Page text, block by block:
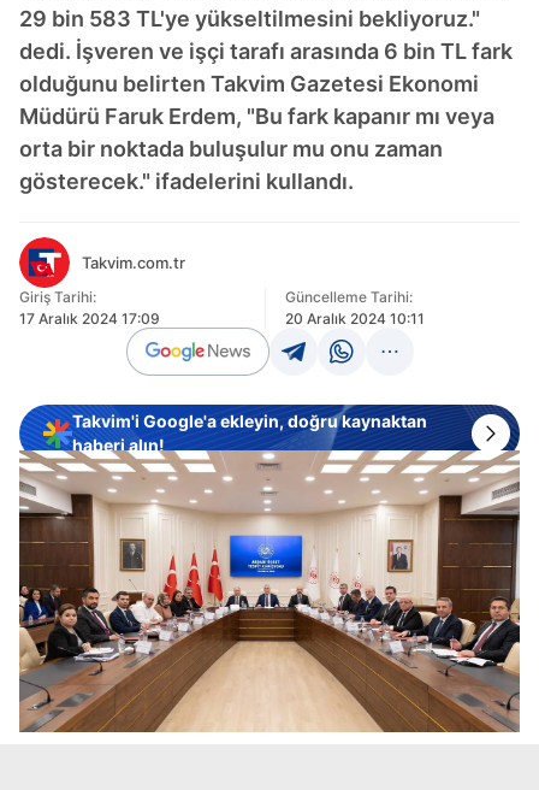
29 bin 583 TL'ye yükseltilmesini bekliyoruz."
dedi. İşveren ve işçi tarafı arasında 6 bin TL fark
olduğunu belirten Takvim Gazetesi Ekonomi
Müdürü Faruk Erdem, "Bu fark kapanır mı veya
orta bir noktada buluşulur mu onu zaman
gösterecek." ifadelerini kullandı.
Takvim.com.tr
Giriş Tarihi:
17 Aralık 2024 17:09
Güncelleme Tarihi:
20 Aralık 2024 10:11
Takvim'i Google'a ekleyin, doğru kaynaktan
haberi alın!